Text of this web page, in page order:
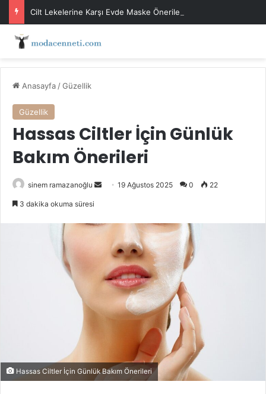
Cilt Lekelerine Karşı Evde Maske Önerileri
Anasayfa /Güzellik
Güzellik
Hassas Ciltler İçin Günlük
Bakım Önerileri
sinem ramazanoğlu
Bir
göndermek
19 Ağustos 2025 0 22
3 dakika okuma süresi
Hassas Ciltler İçin Günlük Bakım Önerileri